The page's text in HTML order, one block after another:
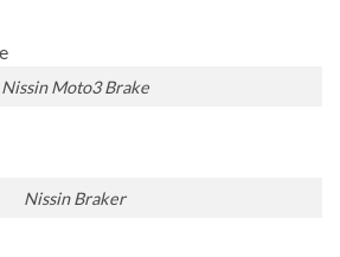
Nissin Moto3 Brake
Nissin Braker